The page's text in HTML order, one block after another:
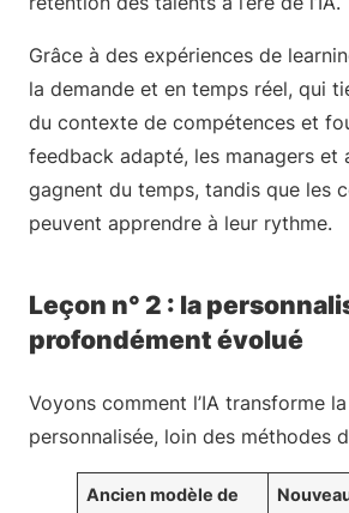
Grâce à des expériences de
la demande et en temps réel, qui
du contexte de compétences et
feedback adapté, les managers et
gagnent du temps, tandis que les
peuvent apprendre à leur rythme.
Leçon n° 2 : la
profondément évolué
Voyons comment l’IA transforme
personnalisée, loin des méthodes
Ancien modèle de